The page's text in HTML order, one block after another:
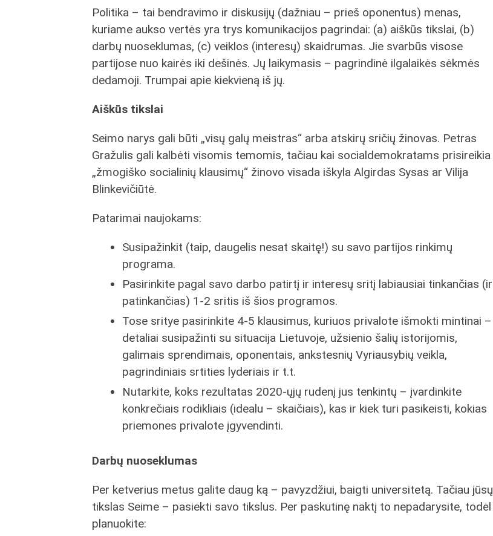
Politika – tai bendravimo ir diskusijų (dažniau – prieš oponentus) menas,
kuriame aukso vertės yra trys komunikacijos pagrindai: (a) aiškūs tikslai, (b)
darbų nuoseklumas, (c) veiklos (interesų) skaidrumas. Jie svarbūs visose
partijose nuo kairės iki dešinės. Jų laikymasis – pagrindinė ilgalaikės sėkmės
dedamoji. Trumpai apie kiekvieną iš jų.
Aiškūs tikslai
Seimo narys gali būti „visų galų meistras“ arba atskirų sričių žinovas. Petras
Gražulis gali kalbėti visomis temomis, tačiau kai socialdemokratams prisireikia
„žmogiško socialinių klausimų“ žinovo visada iškyla Algirdas Sysas ar Vilija
Blinkevičiūtė.
Patarimai naujokams:
Susipažinkit (taip, daugelis nesat skaitę!) su savo partijos rinkimų
programa.
Pasirinkite pagal savo darbo patirtį ir interesų sritį labiausiai tinkančias (ir
patinkančias) 1-2 sritis iš šios programos.
Tose sritye pasirinkite 4-5 klausimus, kuriuos privalote išmokti mintinai –
detaliai susipažinti su situacija Lietuvoje, užsienio šalių istorijomis,
galimais sprendimais, oponentais, ankstesnių Vyriausybių veikla,
pagrindiniais srtities lyderiais ir t.t.
Nutarkite, koks rezultatas 2020-ųjų rudenį jus tenkintų – įvardinkite
konkrečiais rodikliais (idealu – skaičiais), kas ir kiek turi pasikeisti, kokias
priemones privalote įgyvendinti.
Darbų nuoseklumas
Per ketverius metus galite daug ką – pavyzdžiui, baigti universitetą. Tačiau jūsų
tikslas Seime – pasiekti savo tikslus. Per paskutinę naktį to nepadarysite, todėl
planuokite: